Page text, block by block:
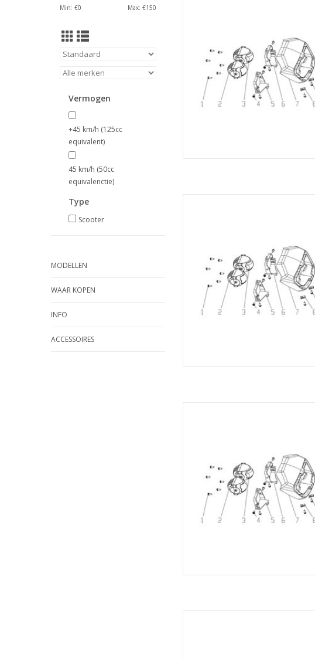
Min: €0 Max: €150
Vermogen
+45 km/h (125cc
equivalent)
45 km/h (50cc
equivalenctie)
Type
Scooter
MODELLEN
WAAR KOPEN
INFO
ACCESSOIRES